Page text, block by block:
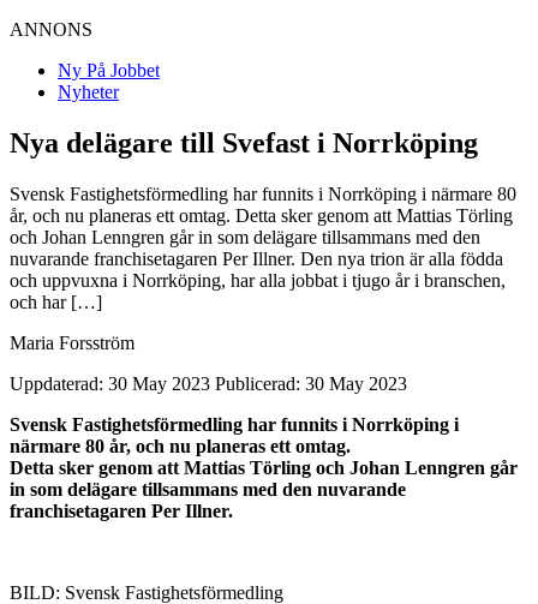
ANNONS
Ny På Jobbet
Nyheter
Nya delägare till Svefast i Norrköping
Svensk Fastighetsförmedling har funnits i Norrköping i närmare 80
år, och nu planeras ett omtag. Detta sker genom att Mattias Törling
och Johan Lenngren går in som delägare tillsammans med den
nuvarande franchisetagaren Per Illner. Den nya trion är alla födda
och uppvuxna i Norrköping, har alla jobbat i tjugo år i branschen,
och har […]
Maria Forsström
Uppdaterad: 30 May 2023 Publicerad: 30 May 2023
Svensk Fastighetsförmedling har funnits i Norrköping i
närmare 80 år, och nu planeras ett omtag.
Detta sker genom att Mattias Törling och Johan Lenngren går
in som delägare tillsammans med den nuvarande
franchisetagaren Per Illner.
BILD: Svensk Fastighetsförmedling